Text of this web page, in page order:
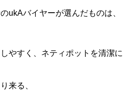
ukAバイヤーが選んだものは、
やすく、ネティポットを清潔に
来る、